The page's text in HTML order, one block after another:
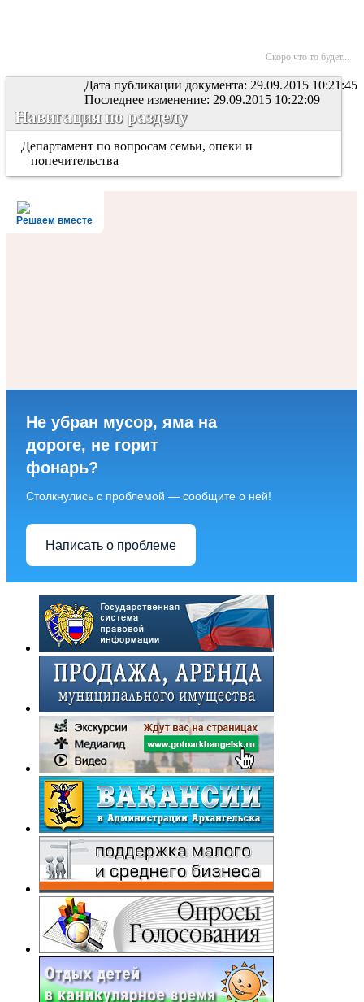
Скоро что то будет...
Дата публикации документа: 29.09.2015 10:21:45
Последнее изменение: 29.09.2015 10:22:09
Навигация по разделу
Департамент по вопросам семьи, опеки и
попечительства
Решаем вместе
Не убран мусор, яма на
дороге, не горит
фонарь?
Столкнулись с проблемой — сообщите о ней!
Написать о проблеме